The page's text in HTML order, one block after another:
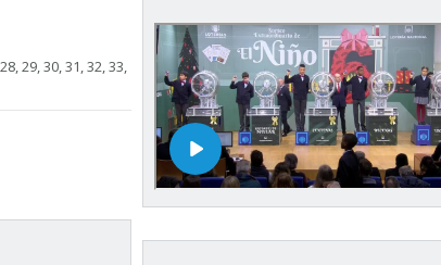
29, 30, 31, 32, 33,